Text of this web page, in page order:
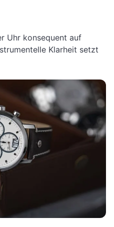
Uhr konsequent auf
Klarheit setzt